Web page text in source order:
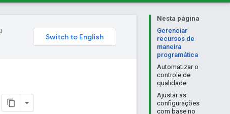
Nesta página
Gerenciar
recursos de
maneira
programática
Automatizar o
controle de
qualidade
Ajustar as
configurações
com base no